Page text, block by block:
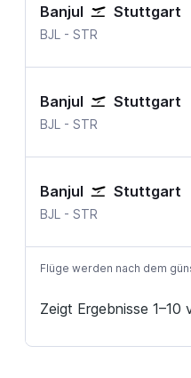
Banjul Stuttgart
BJL Banjul
- STR
Banjul Stuttgart
BJL Banjul
- STR
Banjul Stuttgart
BJL Banjul
- STR
Flüge werden nach dem
Zeigt Ergebnisse 1–10